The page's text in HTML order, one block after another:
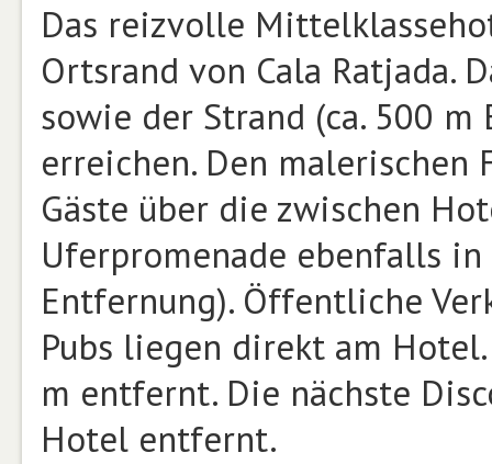
Das reizvolle
Ortsrand von Cala Ratjada.
sowie der Strand (ca. 500
erreichen. Den malerischen
Gäste über die zwischen
Uferpromenade ebenfalls
Entfernung). Öffentliche
Pubs liegen direkt am
m entfernt. Die nächste
Hotel entfernt.